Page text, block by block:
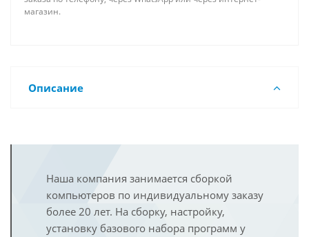
магазин.
Описание
Наша компания занимается сборкой
компьютеров по индивидуальному заказу
более 20 лет. На сборку, настройку,
установку базового набора программ у